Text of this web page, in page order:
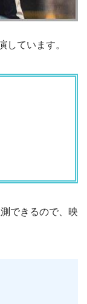
しています。
できるので、映